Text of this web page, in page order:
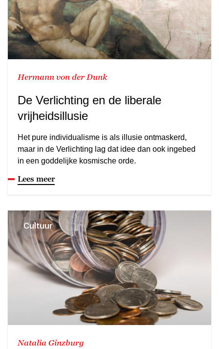
Hermann von der Dunk
De Verlichting en de liberale
vrijheidsillusie
Het pure individualisme is als illusie ontmaskerd,
maar in de Verlichting lag dat idee dan ook ingebed
in een goddelijke kosmische orde.
Lees meer
Cultuur
Natalia Ginzburg